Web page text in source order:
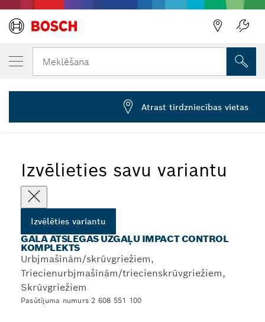
Meklēšana
... 9 piederumu muciņu komplekti Impact Control
Izvēlieties savu variantu
Izvēlēties variantu
GALA ATSLĒGAS UZGAĻU IMPACT CONTROL
KOMPLEKTS
Urbjmašīnām/skrūvgriežiem,
Triecienurbjmašīnām/triecienskrūvgriežiem,
Skrūvgriežiem
Pasūtījuma numurs 2 608 551 100
JŪSU IZVĒLĒTAIS VARIANTS
9 piederumu ligzdu komplekts, 10–27 mm
2 608 551 100
Atrast tirdzniecības vietas